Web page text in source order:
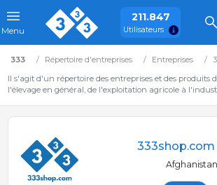
Menu
211.847
Utilisateurs
333 Répertoire d'entreprises Entreprises
Il s'agit d'un répertoire des entreprises et des produits
l'élevage en général, de l'exploitation agricole à
333shop.com
Afghanistan